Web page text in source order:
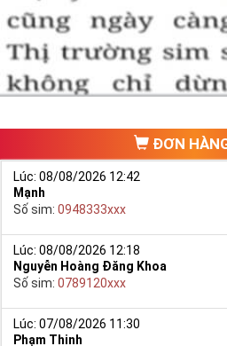
một số phải vừa đẹp, vừa tốt về
hảo. Vậy phải làm sao?
- Cách nhanh nhất để chọn mua
trang chủ của Sim Tiền Giang, chọn
trang chủ. Đây là danh sách sim được
Ngoài ra quý khách chưa ưng ý về
khảo thêm Sim Vinaphone,Sim
ĐƠN
Lúc: 08/08/2026 12:42
Mạnh
Số sim: 0948333xxx
Lúc: 08/08/2026 12:18
Nguyễn Hoàng Đăng Khoa
Số sim: 0789120xxx
Lúc: 07/08/2026 11:30
Phạm Thinh